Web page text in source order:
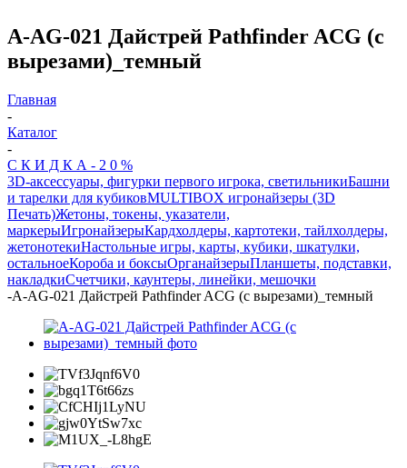
A-AG-021 Дайстрей Pathfinder ACG (с
вырезами)_темный
Главная
-
Каталог
-
С К И Д К А - 2 0 %
3D-аксессуары, фигурки первого игрока, светильникиБашни
и тарелки для кубиковMULTIBOX игронайзеры (3D
Печать)Жетоны, токены, указатели,
маркерыИгронайзерыКардхолдеры, картотеки, тайлхолдеры,
жетонотекиНастольные игры, карты, кубики, шкатулки,
остальноеКороба и боксыОрганайзерыПланшеты, подставки,
накладкиСчетчики, каунтеры, линейки, мешочки
-A-AG-021 Дайстрей Pathfinder ACG (с вырезами)_темный